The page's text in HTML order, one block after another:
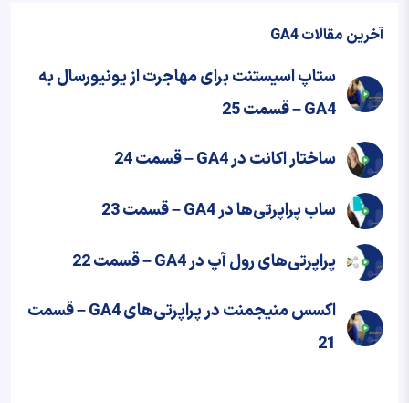
آخرین مقالات GA4
ستاپ اسیستنت برای مهاجرت از یونیورسال به
GA4 – قسمت 25
ساختار اکانت در GA4 – قسمت 24
ساب پراپرتی‌ها در GA4 – قسمت 23
پراپرتی‌های رول آپ در GA4 – قسمت 22
اکسس منیجمنت در پراپرتی‌های GA4 – قسمت
21